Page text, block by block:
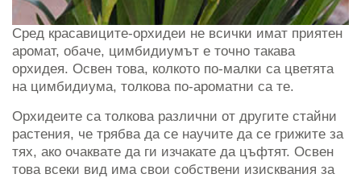
Сред красавиците-орхидеи не всички имат приятен
аромат, обаче, цимбидиумът е точно такава
орхидея. Освен това, колкото по-малки са цветята
на цимбидиума, толкова по-ароматни са те.
Орхидеите са толкова различни от другите стайни
растения, че трябва да се научите да се грижите за
тях, ако очаквате да ги изчакате да цъфтят. Освен
това всеки вид има свои собствени изисквания за